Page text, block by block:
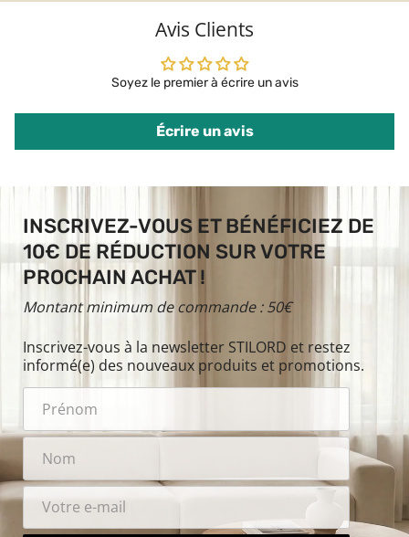
Avis Clients
Soyez le premier à écrire un avis
Écrire un avis
INSCRIVEZ-VOUS ET BÉNÉFICIEZ DE
10€ DE RÉDUCTION SUR VOTRE
PROCHAIN ACHAT !
Montant minimum de commande : 50€
Inscrivez-vous à la newsletter STILORD et restez
informé(e) des nouveaux produits et promotions.